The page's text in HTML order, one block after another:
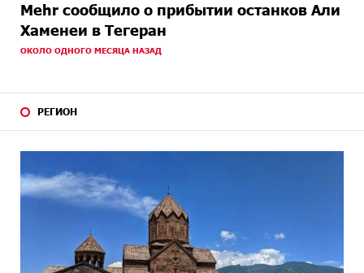
Mehr сообщило о прибытии останков Али
Хаменеи в Тегеран
ОКОЛО ОДНОГО МЕСЯЦА НАЗАД
РЕГИОН